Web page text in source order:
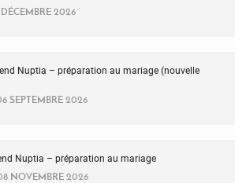
2026
Nuptia – préparation au mariage (nouvelle
SEPTEMBRE 2026
Nuptia – préparation au mariage
NOVEMBRE 2026